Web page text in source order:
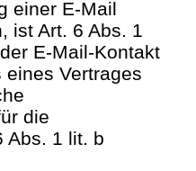
einer E-Mail
ist Art. 6 Abs. 1
E-Mail-Kontakt
eines Vertrages
die
Abs. 1 lit. b